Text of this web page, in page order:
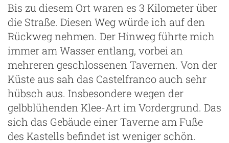
Bis zu diesem Ort waren es 3 Kilometer über
die Straße. Diesen Weg würde ich auf den
Rückweg nehmen. Der Hinweg führte mich
immer am Wasser entlang, vorbei an
mehreren geschlossenen Tavernen. Von der
Küste aus sah das Castelfranco auch sehr
hübsch aus. Insbesondere wegen der
gelbblühenden Klee-Art im Vordergrund. Das
sich das Gebäude einer Taverne am Fuße
des Kastells befindet ist weniger schön.